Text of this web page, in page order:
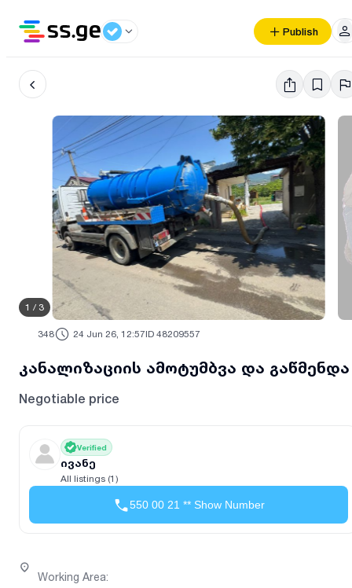
Publish
1 / 3
348 24 Jun 26, 12:57ID 48209557
კანალიზაციის ამოტუმბვა და გაწმენდა
Negotiable price
Verified
ივანე
All listings (1)
550 00 21 ** Show Number
Working Area: